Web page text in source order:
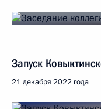
Запуск
21 декабря 2022 года